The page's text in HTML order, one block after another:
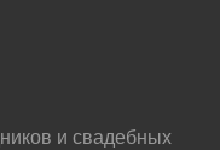
и свадебных